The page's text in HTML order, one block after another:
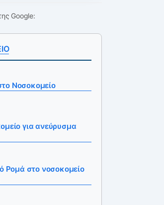
Google:
Νοσοκομείο
για ανεύρυσμα
Ρομά στο νοσοκομείο